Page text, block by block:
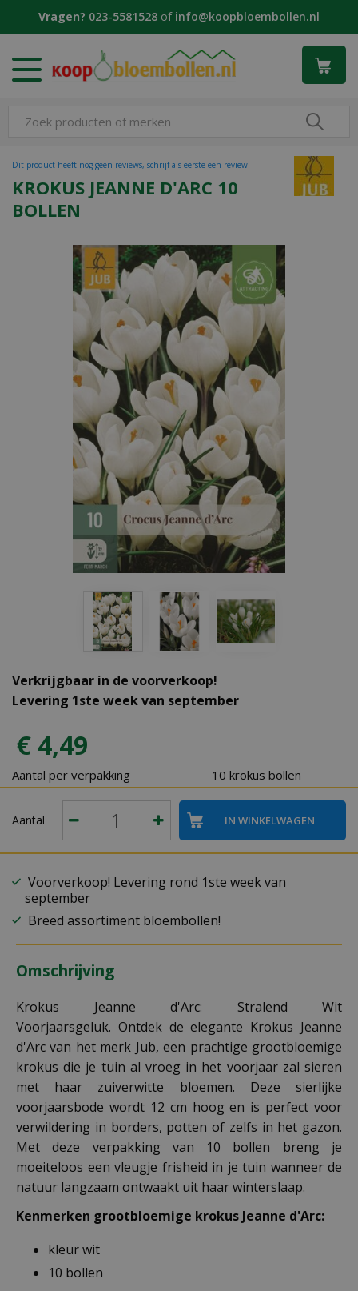
Vragen? 023-5581528 of info@koopbloembollen.nl
KROKUS JEANNE D'ARC 10
BOLLEN
Verkrijgbaar in de voorverkoop!
Levering 1ste week van september
Dit product heeft nog geen reviews, schrijf als eerste een review
€ 4,49
Aantal per verpakking 10 krokus bollen
Aantal
Voorverkoop! Levering rond 1ste week van
september
Breed assortiment bloembollen!
Omschrijving
Krokus Jeanne d'Arc: Stralend Wit
Voorjaarsgeluk. Ontdek de elegante Krokus Jeanne
d'Arc van het merk Jub, een prachtige grootbloemige
krokus die je tuin al vroeg in het voorjaar zal sieren
met haar zuiverwitte bloemen. Deze sierlijke
voorjaarsbode wordt 12 cm hoog en is perfect voor
verwildering in borders, potten of zelfs in het gazon.
Met deze verpakking van 10 bollen breng je
moeiteloos een vleugje frisheid in je tuin wanneer de
natuur langzaam ontwaakt uit haar winterslaap.
Kenmerken grootbloemige krokus Jeanne d'Arc:
kleur wit
10 bollen